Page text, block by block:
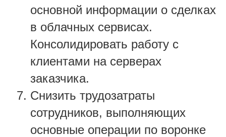
основной информации о сделках
в облачных сервисах.
Консолидировать работу с
клиентами на серверах
заказчика.
Снизить трудозатраты
сотрудников, выполняющих
основные операции по воронке